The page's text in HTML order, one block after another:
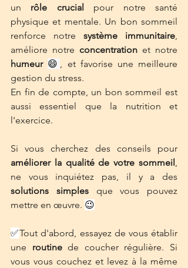
un rôle crucial
pour notre santé
physique et mentale. Un bon sommeil
renforce notre système immunitaire,
améliore notre concentration
humeur 😄 , et favorise une meilleure
gestion du stress.
En fin de compte, un bon sommeil est
aussi essentiel que la nutrition et
l'exercice.
améliorer la qualité de votre sommeil ,
solutions simples que vous pouvez
mettre en œuvre. 😉
✅Tout d'abord, essayez de vous établir
une routine de coucher régulière. Si
vous vous couchez et levez à la même